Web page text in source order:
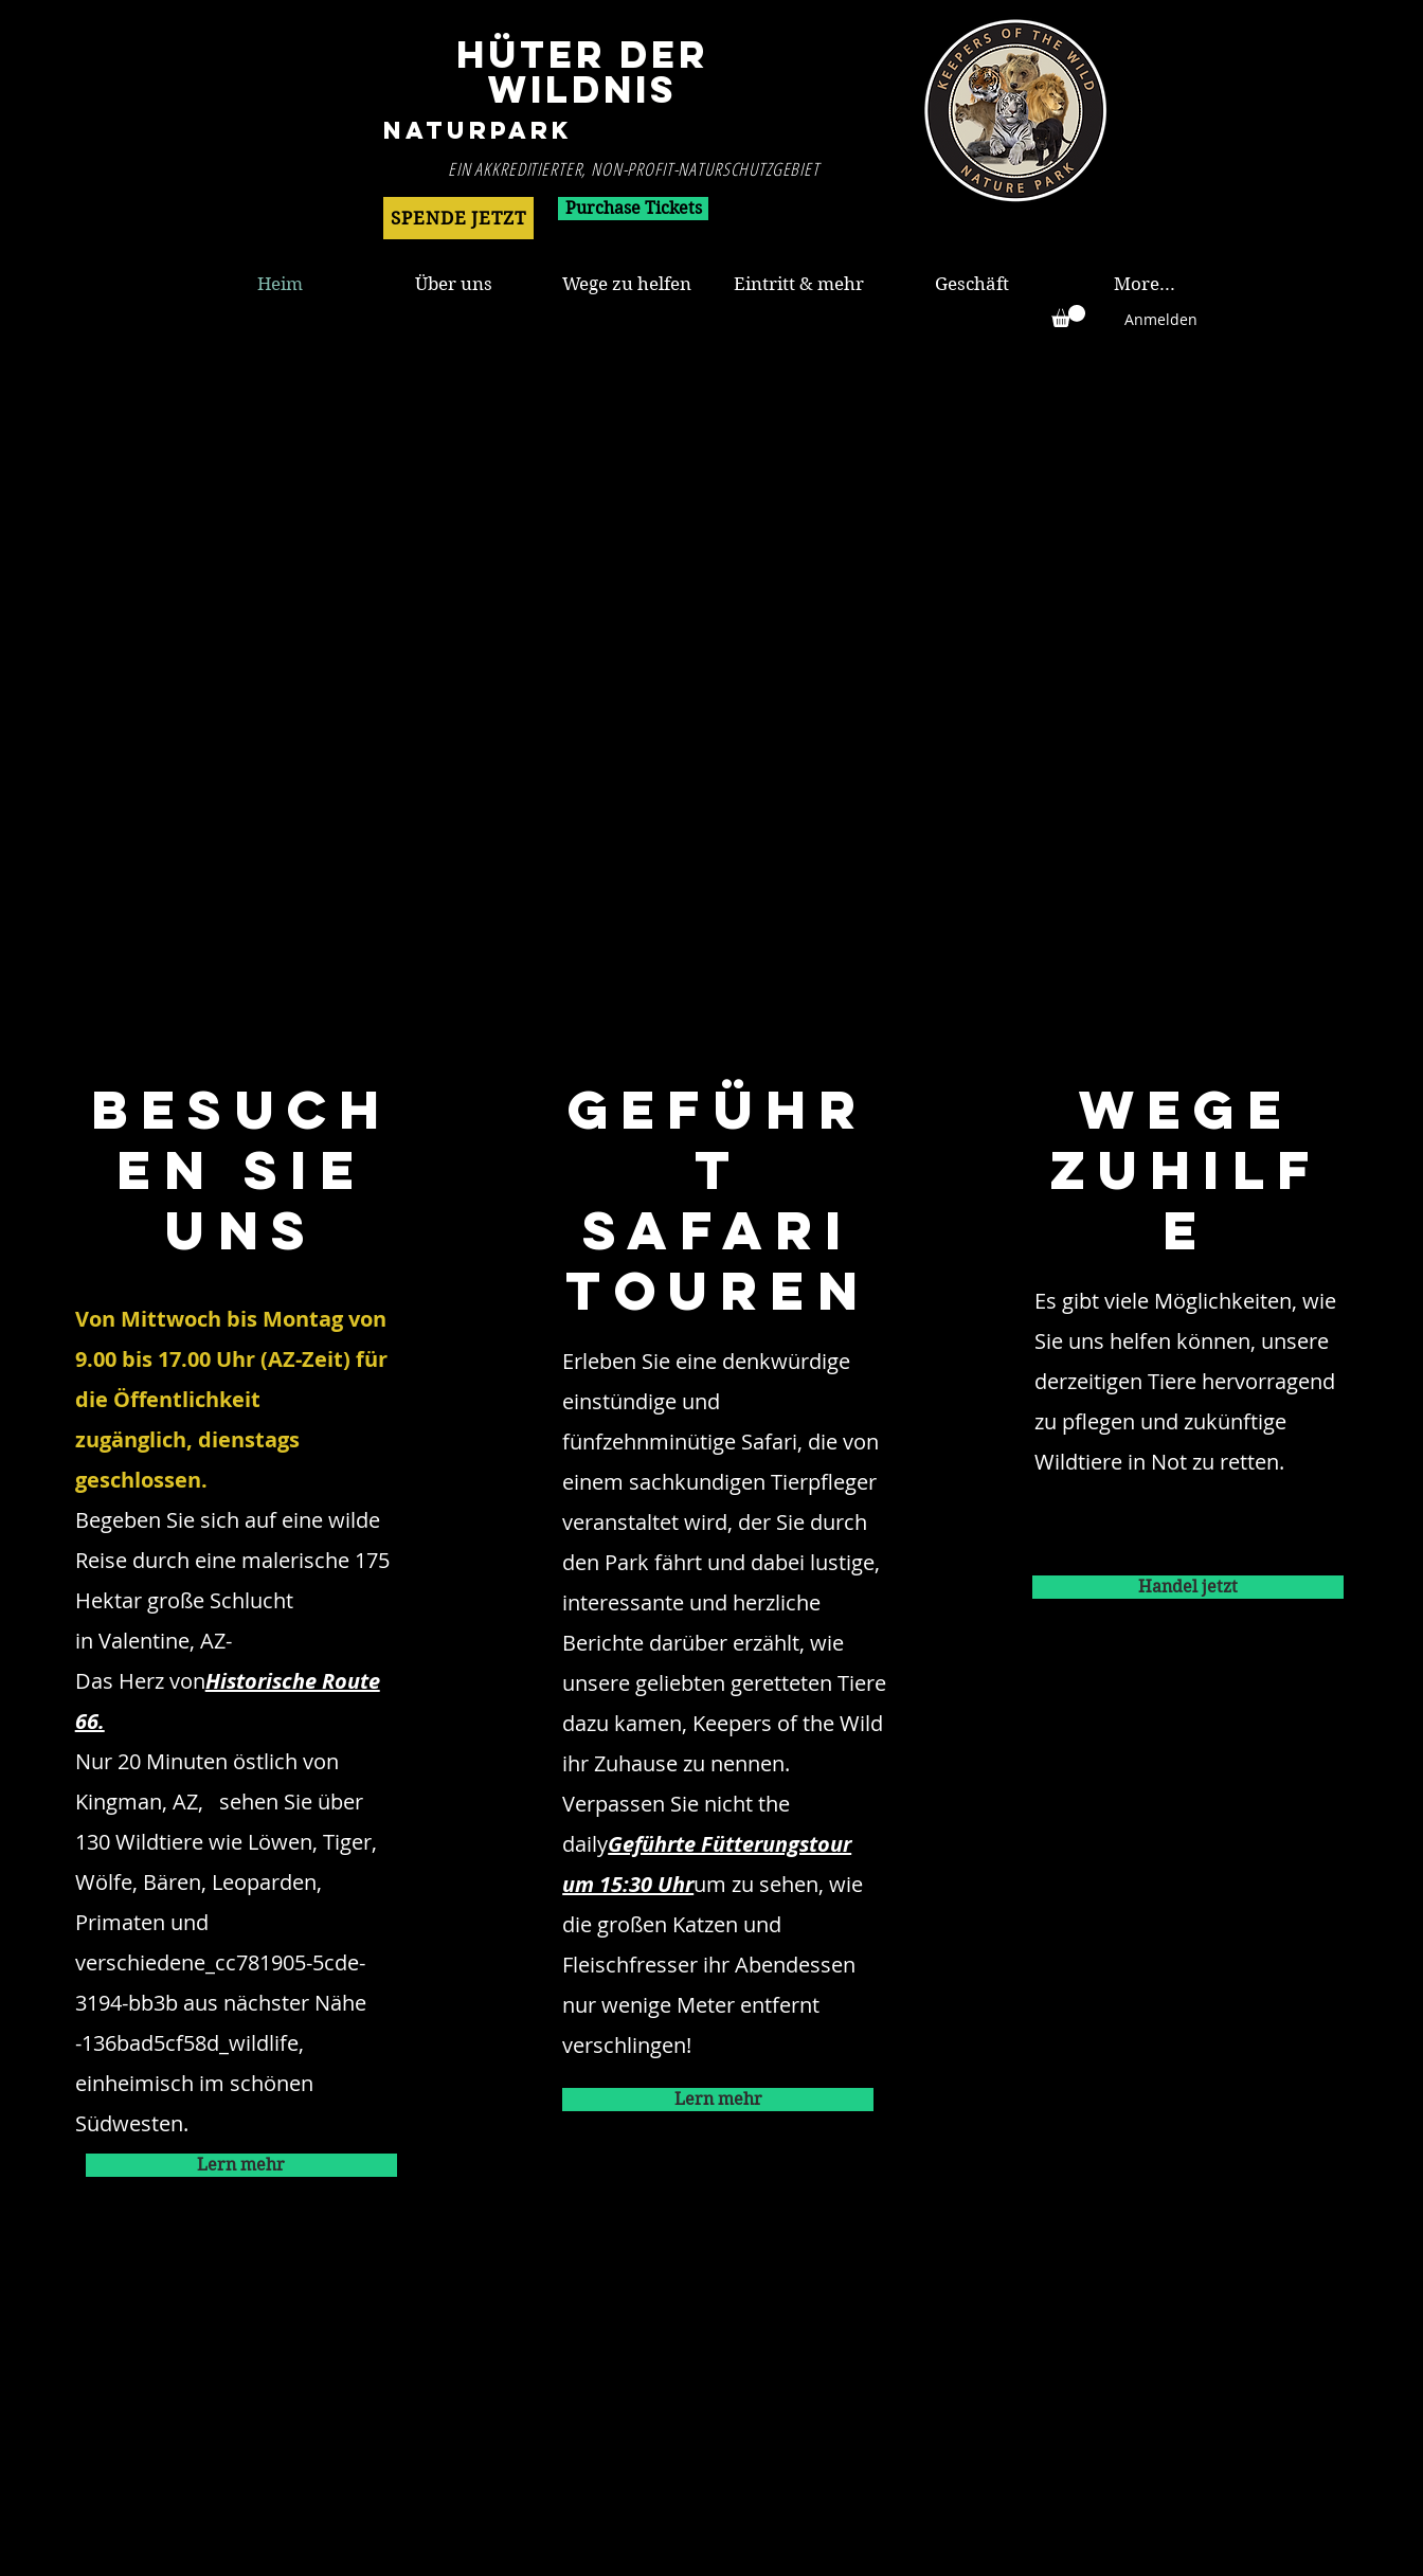
HÜTER DER
WILDNIS
Naturpark
EIN AKKREDITIERTER, NON-PROFIT-NATURSCHUTZGEBIET
SPENDE JETZT Purchase Tickets
Heim Über uns Wege zu helfen Eintritt & mehr Geschäft More...
Anmelden
Besuch
en Sie
uns
Von Mittwoch bis Montag von
9.00 bis 17.00 Uhr (AZ-Zeit) für
die Öffentlichkeit
zugänglich, dienstags
geschlossen.
Begeben Sie sich auf eine wilde
Reise durch eine malerische 175
Hektar große Schlucht
in Valentine, AZ-
Das Herz vonHistorische Route
66.
Nur 20 Minuten östlich von
Kingman, AZ, sehen Sie über
130 Wildtiere wie Löwen, Tiger,
Wölfe, Bären, Leoparden,
Primaten und
verschiedene_cc781905-5cde-
3194-bb3b aus nächster Nähe
-136bad5cf58d_wildlife,
einheimisch im schönen
Südwesten.
Lern mehr
Geführ
t
Safari
Touren
Erleben Sie eine denkwürdige
einstündige und
fünfzehnminütige Safari, die von
einem sachkundigen Tierpfleger
veranstaltet wird, der Sie durch
den Park fährt und dabei lustige,
interessante und herzliche
Berichte darüber erzählt, wie
unsere geliebten geretteten Tiere
dazu kamen, Keepers of the Wild
ihr Zuhause zu nennen.
Verpassen Sie nicht the
dailyGeführte Fütterungstour
um 15:30 Uhrum zu sehen, wie
die großen Katzen und
Fleischfresser ihr Abendessen
nur wenige Meter entfernt
verschlingen!
Lern mehr
Wege
zu Hilf
e
Es gibt viele Möglichkeiten, wie
Sie uns helfen können, unsere
derzeitigen Tiere hervorragend
zu pflegen und zukünftige
Wildtiere in Not zu retten.
Handel jetzt